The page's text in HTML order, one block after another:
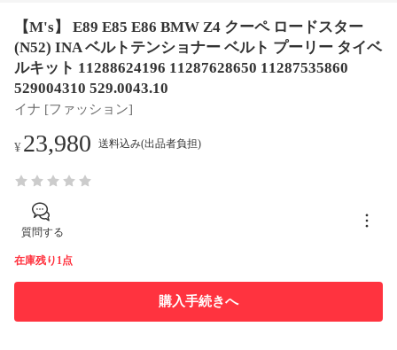
【M's】 E89 E85 E86 BMW Z4 クーペ ロードスター
(N52) INA ベルトテンショナー ベルト プーリー タイベ
ルキット 11288624196 11287628650 11287535860
529004310 529.0043.10
イナ [ファッション]
¥23,980 送料込み(出品者負担)
質問する
在庫残り1点
購入手続きへ